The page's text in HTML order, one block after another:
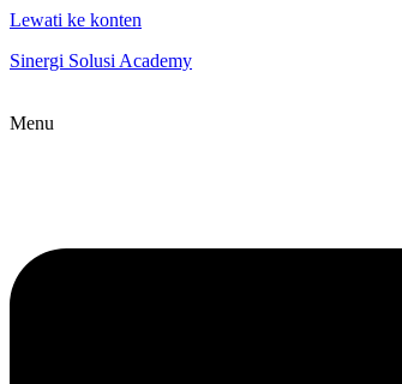
Lewati ke konten
Sinergi Solusi Academy
Menu